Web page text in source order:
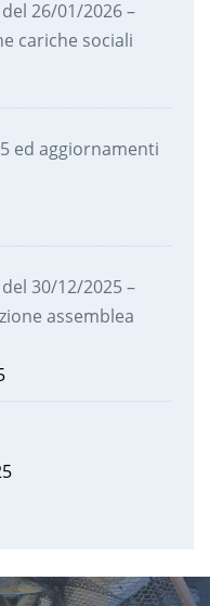
26/01/2026 –
cariche sociali
ed aggiornamenti
30/12/2025 –
assemblea